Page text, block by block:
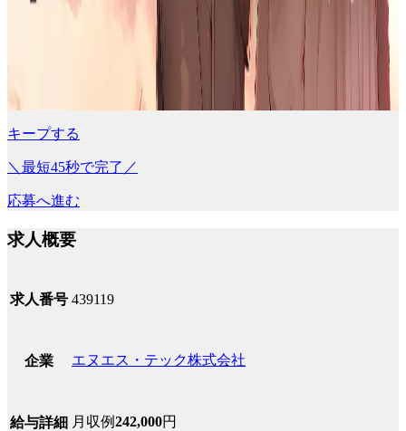
キープする
＼最短45秒で完了／
応募へ進む
求人概要
求人番号 439119
企業 エヌエス・テック株式会社
給与詳細 月収例242,000円